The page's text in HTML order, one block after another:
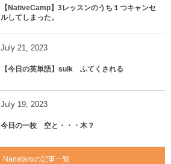
【NativeCamp】3レッスンのうち１つキャンセ
ルしてしまった。
July 21, 2023
【今日の英単語】sulk ふてくされる
July 19, 2023
今日の一枚 空と・・・木？
Nanataroの記事一覧